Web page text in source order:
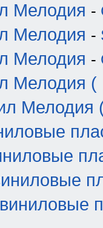
Мелодия -
Мелодия -
Мелодия -
Мелодия (
Мелодия